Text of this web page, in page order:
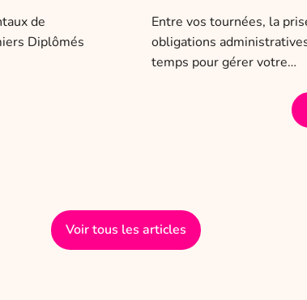
de
Diplômés
Entre vos tournées, la
obligations
temps pour gérer votre…
Voir tous les articles